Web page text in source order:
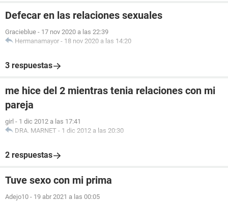
Defecar en las relaciones sexuales
Gracieblue - 17 nov 2020 a las 22:39
Hermanamayor - 18 nov 2020 a las 14:20
3 respuestas
me hice del 2 mientras tenia relaciones con mi
pareja
girl - 1 dic 2012 a las 17:41
DRA. MARNET - 1 dic 2012 a las 20:30
2 respuestas
Tuve sexo con mi prima
Adejo10 - 19 abr 2021 a las 00:05